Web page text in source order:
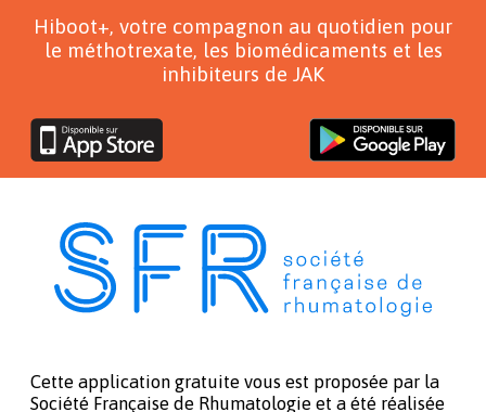
Hiboot+, votre compagnon au quotidien pour
le méthotrexate, les biomédicaments et les
inhibiteurs de JAK
Cette application gratuite vous est proposée par la
Société Française de Rhumatologie et a été réalisée